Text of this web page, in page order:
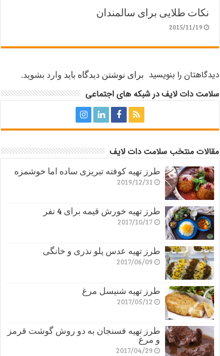
نکات طلایی برای سالمندان
2015/11/19
دیدگاهتان را بنویسید برای نوشتن دیدگاه باید وارد بشوید.
سلامت دات لایف در شبکه های اجتماعی
مقالات منتخب سلامت دات لایف
طرز تهیه کوفته تبریزی ساده اما خوشمزه
2019/12/31
طرز تهیه خورش قیمه برای 4 نفر
2017/10/17
طرز تهیه عدس پلو نذری و خانگی
2017/06/09
طرز تهیه شنیسل مرغ
2017/05/12
طرز تهیه فسنجان به دو روش گوشت قرمز
و مرغ
2017/04/29